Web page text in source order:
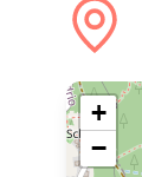
+
−